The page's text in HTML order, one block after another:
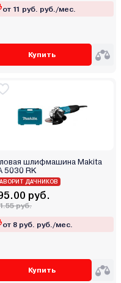
от 11 руб. руб./мес.
Купить
шлифмашина Makita
5030 RK
ДАЧНИКОВ
руб.
руб.
от 8 руб. руб./мес.
Купить